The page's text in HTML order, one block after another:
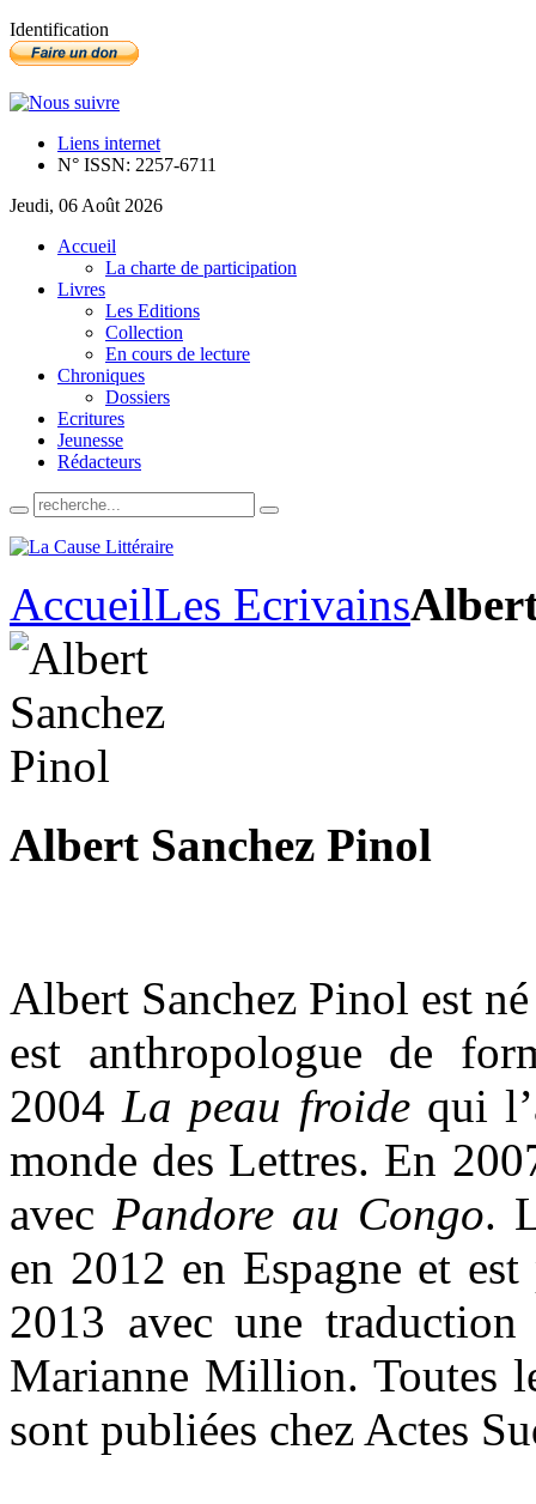
Identification
Liens internet
N° ISSN: 2257-6711
Jeudi, 06 Août 2026
Accueil
La charte de participation
Livres
Les Editions
Collection
En cours de lecture
Chroniques
Dossiers
Ecritures
Jeunesse
Rédacteurs
AccueilLes Ecrivains
Albert Sanchez Pinol
Albert Sanchez Pinol est
est anthropologue de
2004 La peau froide qui
monde des Lettres. En
avec Pandore au Congo.
en 2012 en Espagne et
2013 avec une
Marianne Million. Toutes
sont publiées chez Actes